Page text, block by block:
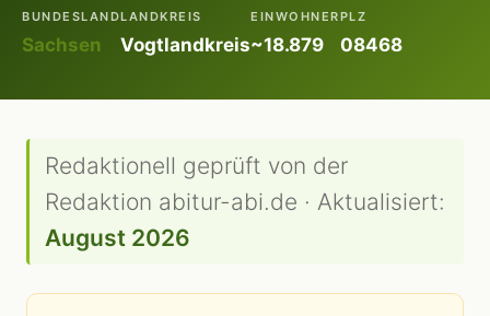
BUNDESLAND
Sachsen
LANDKREIS
Vogtlandkreis
EINWOHNER
~18.879
PLZ
08468
Redaktionell geprüft von der
Redaktion abitur-abi.de · Aktualisiert:
August 2026